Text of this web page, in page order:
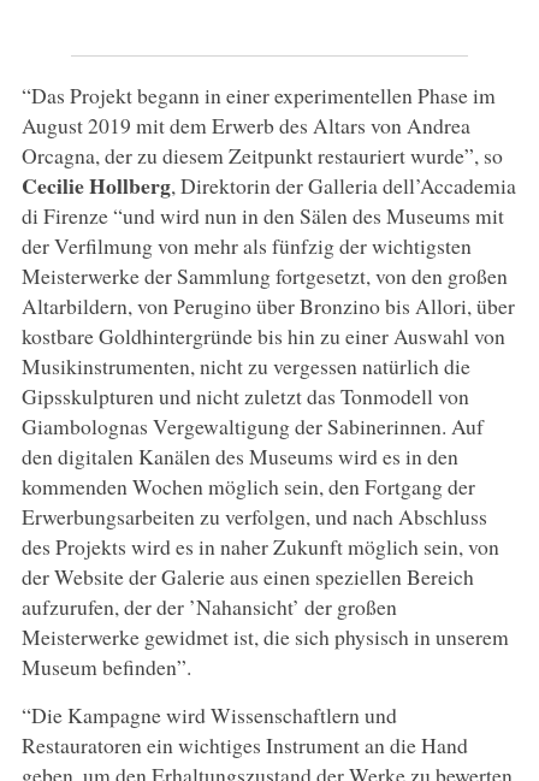
“Das Projekt begann in einer experimentellen Phase im
August 2019 mit dem Erwerb des Altars von Andrea
Orcagna, der zu diesem Zeitpunkt restauriert wurde”, so
Cecilie Hollberg, Direktorin der Galleria dell’Accademia
di Firenze “und wird nun in den Sälen des Museums mit
der Verfilmung von mehr als fünfzig der wichtigsten
Meisterwerke der Sammlung fortgesetzt, von den großen
Altarbildern, von Perugino über Bronzino bis Allori, über
kostbare Goldhintergründe bis hin zu einer Auswahl von
Musikinstrumenten, nicht zu vergessen natürlich die
Gipsskulpturen und nicht zuletzt das Tonmodell von
Giambolognas Vergewaltigung der Sabinerinnen. Auf
den digitalen Kanälen des Museums wird es in den
kommenden Wochen möglich sein, den Fortgang der
Erwerbungsarbeiten zu verfolgen, und nach Abschluss
des Projekts wird es in naher Zukunft möglich sein, von
der Website der Galerie aus einen speziellen Bereich
aufzurufen, der der ’Nahansicht’ der großen
Meisterwerke gewidmet ist, die sich physisch in unserem
Museum befinden”.
“Die Kampagne wird Wissenschaftlern und
Restauratoren ein wichtiges Instrument an die Hand
geben, um den Erhaltungszustand der Werke zu bewerten